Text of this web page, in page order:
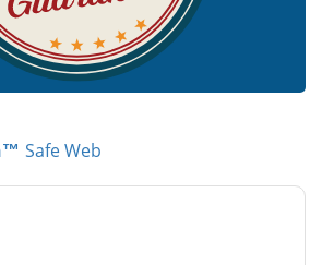
Safe Web